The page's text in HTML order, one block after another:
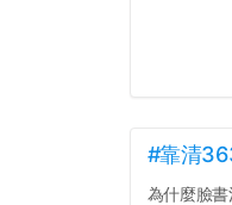
#靠清
為什麼臉